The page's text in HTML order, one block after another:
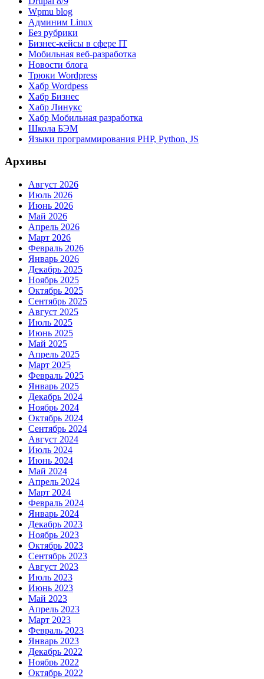
Wpmu blog
Админим Linux
Без рубрики
Бизнес-кейсы в сфере IT
Мобильная веб-разработка
Новости блога
Трюки Wordpress
Хабр Wordpess
Хабр Бизнес
Хабр Линукс
Хабр Мобильная разработка
Школа БЭМ
Языки программирования PHP, Python, JS
Архивы
Август 2026
Июль 2026
Июнь 2026
Май 2026
Апрель 2026
Март 2026
Февраль 2026
Январь 2026
Декабрь 2025
Ноябрь 2025
Октябрь 2025
Сентябрь 2025
Август 2025
Июль 2025
Июнь 2025
Май 2025
Апрель 2025
Март 2025
Февраль 2025
Январь 2025
Декабрь 2024
Ноябрь 2024
Октябрь 2024
Сентябрь 2024
Август 2024
Июль 2024
Июнь 2024
Май 2024
Апрель 2024
Март 2024
Февраль 2024
Январь 2024
Декабрь 2023
Ноябрь 2023
Октябрь 2023
Сентябрь 2023
Август 2023
Июль 2023
Июнь 2023
Май 2023
Апрель 2023
Март 2023
Февраль 2023
Январь 2023
Декабрь 2022
Ноябрь 2022
Октябрь 2022